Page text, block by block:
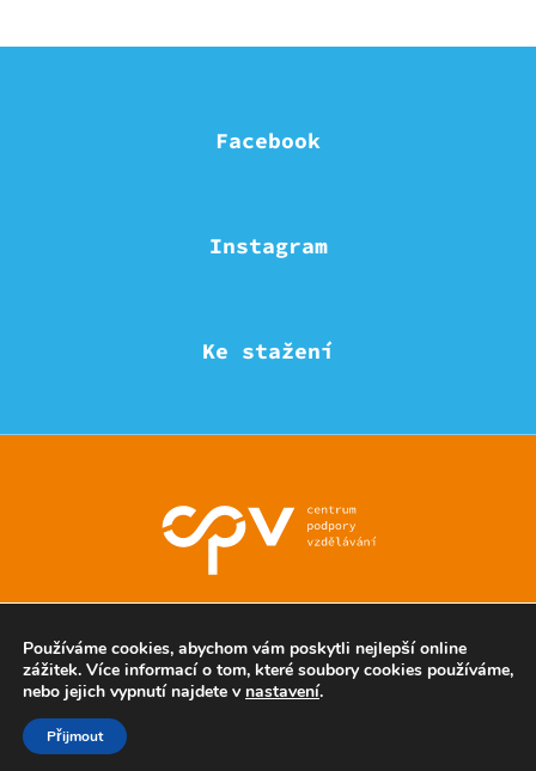
Facebook
Instagram
Ke stažení
Používáme cookies, abychom vám poskytli nejlepší online
zážitek. Více informací o tom, které soubory cookies používáme,
nebo jejich vypnutí najdete v nastavení.
Přijmout